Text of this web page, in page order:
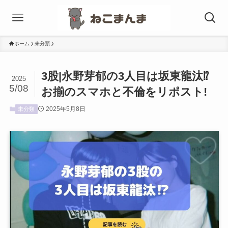
ホーム 未分類
3股|永野芽郁の3人目は坂東龍汰⁉︎
お揃のスマホと不倫をリポスト!
2025
5/08
未分類 2025年5月8日